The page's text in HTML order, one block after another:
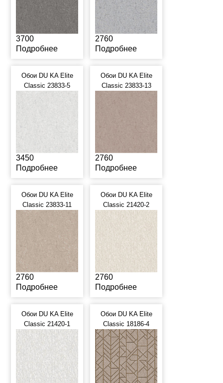
3700
Подробнее
2760
Подробнее
Обои DU KA Elite
Classic 23833-5
3450
Подробнее
Обои DU KA Elite
Classic 23833-13
2760
Подробнее
Обои DU KA Elite
Classic 23833-11
2760
Подробнее
Обои DU KA Elite
Classic 21420-2
2760
Подробнее
Обои DU KA Elite
Classic 21420-1
Обои DU KA Elite
Classic 18186-4